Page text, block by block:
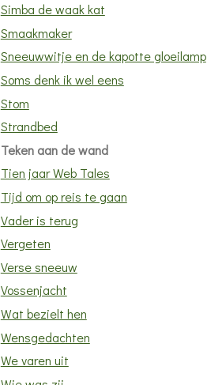
Simba de waak kat
Smaakmaker
Sneeuwwitje en de kapotte gloeilamp
Soms denk ik wel eens
Stom
Strandbed
Teken aan de wand
Tien jaar Web Tales
Tijd om op reis te gaan
Vader is terug
Vergeten
Verse sneeuw
Vossenjacht
Wat bezielt hen
Wensgedachten
We varen uit